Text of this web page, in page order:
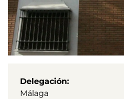
Delegación
Málaga